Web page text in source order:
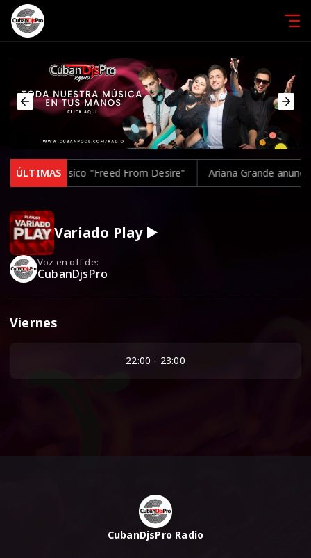
ÚLTIMAS
el clásico "Freed From Desire" Ariana Grande anuncia
Variado Play ▶️
Voz en off de:
CubanDjsPro
Viernes
22:00 - 23:00
CubanDjsPro Radio